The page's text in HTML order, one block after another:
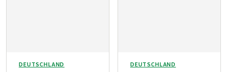
DEUTSCHLAND DEUTSCHLAND